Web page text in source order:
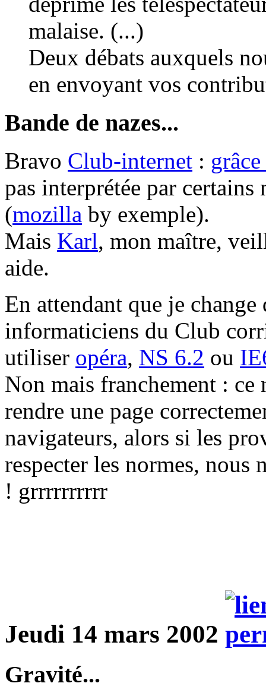
malaise. (...)
Deux débats auxquels
en envoyant vos
Bande de nazes...
Bravo Club-internet :
pas interprétée par
(mozilla by exemple).
Mais Karl, mon maître,
aide.
En attendant que je
informaticiens du Club
utiliser opéra, NS 6.2 ou
Non mais franchement : ce
rendre une page
navigateurs, alors si les
respecter les normes, nous
! grrrrrrrrrr
Jeudi 14 mars 2002
Gravité...